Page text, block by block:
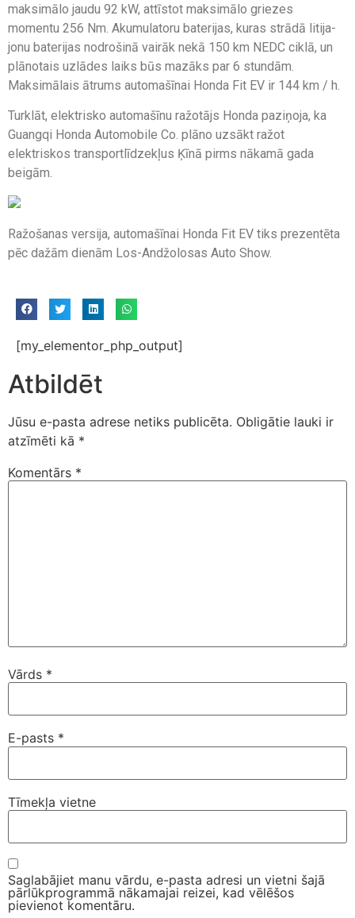
maksimālo jaudu 92 kW, attīstot maksimālo griezes
momentu 256 Nm. Akumulatoru baterijas, kuras strādā litija-
jonu baterijas nodrošinā vairāk nekā 150 km NEDC ciklā, un
plānotais uzlādes laiks būs mazāks par 6 stundām.
Maksimālais ātrums automašīnai Honda Fit EV ir 144 km / h.
Turklāt, elektrisko automašīnu ražotājs Honda paziņoja, ka
Guangqi Honda Automobile Co. plāno uzsākt ražot
elektriskos transportlīdzekļus Ķīnā pirms nākamā gada
beigām.
Ražošanas versija, automašīnai Honda Fit EV tiks prezentēta
pēc dažām dienām Los-Andžolosas Auto Show.
[my_elementor_php_output]
Atbildēt
Jūsu e-pasta adrese netiks publicēta. Obligātie lauki ir
atzīmēti kā *
Komentārs *
Vārds *
E-pasts *
Tīmekļa vietne
Saglabājiet manu vārdu, e-pasta adresi un vietni šajā
pārlūkprogrammā nākamajai reizei, kad vēlēšos
pievienot komentāru.